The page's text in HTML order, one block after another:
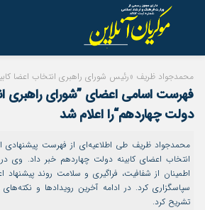
محمدجواد ظریف «رئیس شورای راهبری انتخاب اعضا
فهرست اسامی اعضای ”شورای راهبری
دولت چهاردهم“را اعلام شد
محمدجواد ظریف طی اطلاعیه‌ای از فهرست پیشنهادی
انتخاب اعضای کابینه دولت چهاردهم خبر داد. وی
اطمینان از شفافیت، فراگیری و سلامت روند
سپاسگزاری کرد. در ادامه آخرین رویداد‌ها و
تشریح کرد.